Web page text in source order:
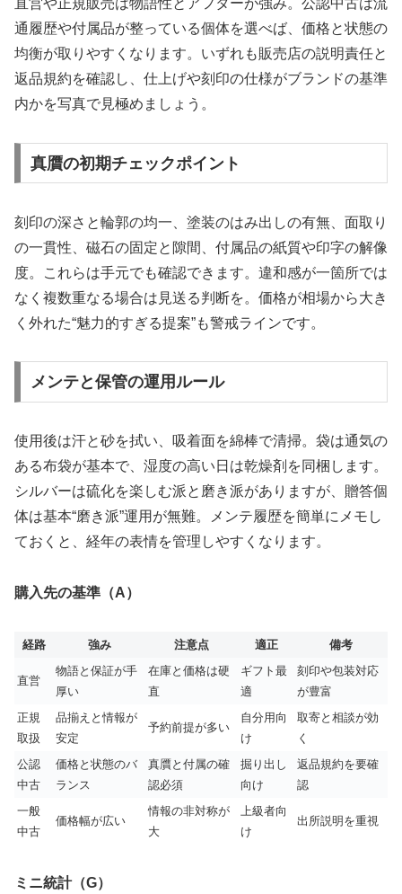
直営や正規販売は物語性とアフターが強み。公認中古は流
通履歴や付属品が整っている個体を選べば、価格と状態の
均衡が取りやすくなります。いずれも販売店の説明責任と
返品規約を確認し、仕上げや刻印の仕様がブランドの基準
内かを写真で見極めましょう。
真贋の初期チェックポイント
刻印の深さと輪郭の均一、塗装のはみ出しの有無、面取り
の一貫性、磁石の固定と隙間、付属品の紙質や印字の解像
度。これらは手元でも確認できます。違和感が一箇所では
なく複数重なる場合は見送る判断を。価格が相場から大き
く外れた“魅力的すぎる提案”も警戒ラインです。
メンテと保管の運用ルール
使用後は汗と砂を拭い、吸着面を綿棒で清掃。袋は通気の
ある布袋が基本で、湿度の高い日は乾燥剤を同梱します。
シルバーは硫化を楽しむ派と磨き派がありますが、贈答個
体は基本“磨き派”運用が無難。メンテ履歴を簡単にメモし
ておくと、経年の表情を管理しやすくなります。
購入先の基準（A）
経路 強み 注意点 適正 備考
直営
物語と保証が手
厚い
在庫と価格は硬
直
ギフト最
適
刻印や包装対応
が豊富
正規
取扱
品揃えと情報が
安定
予約前提が多い
自分用向
け
取寄と相談が効
く
公認
中古
価格と状態のバ
ランス
真贋と付属の確
認必須
掘り出し
向け
返品規約を要確
認
一般
中古
価格幅が広い
情報の非対称が
大
上級者向
け
出所説明を重視
ミニ統計（G）